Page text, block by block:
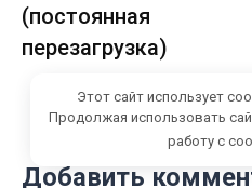
(постоянная
перезагрузка)
Добавить
Этот сайт использует
Продолжая использовать
работу с